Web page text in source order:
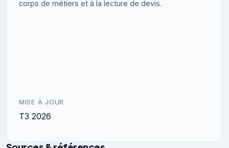
corps de métiers et à la lecture de devis.
MISE À JOUR
T3 2026